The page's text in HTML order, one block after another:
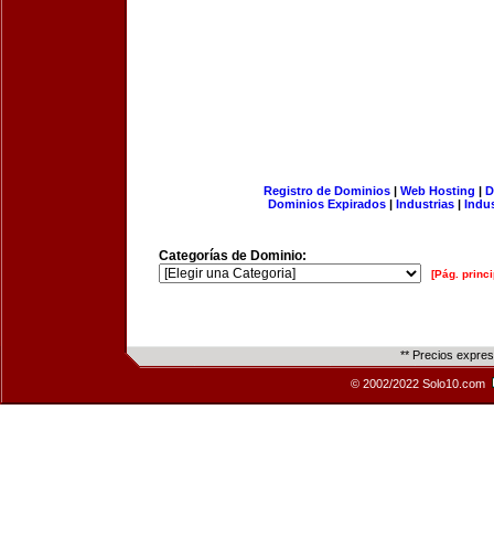
Registro de Dominios| Web Hosting |
Dominios Expirados | Industrias |
Categorías de Dominio:
[Pág.
** Precios
© 2002/2022 Solo10.com